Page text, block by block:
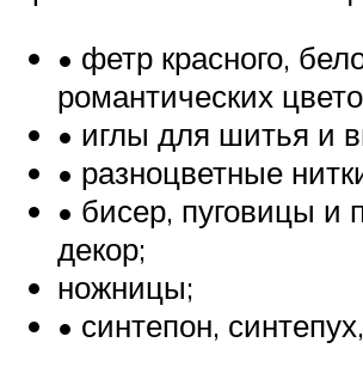
• фетр красного,
романтических
• иглы для шитья и
• разноцветные
• бисер, пуговицы и
декор;
ножницы;
• синтепон,